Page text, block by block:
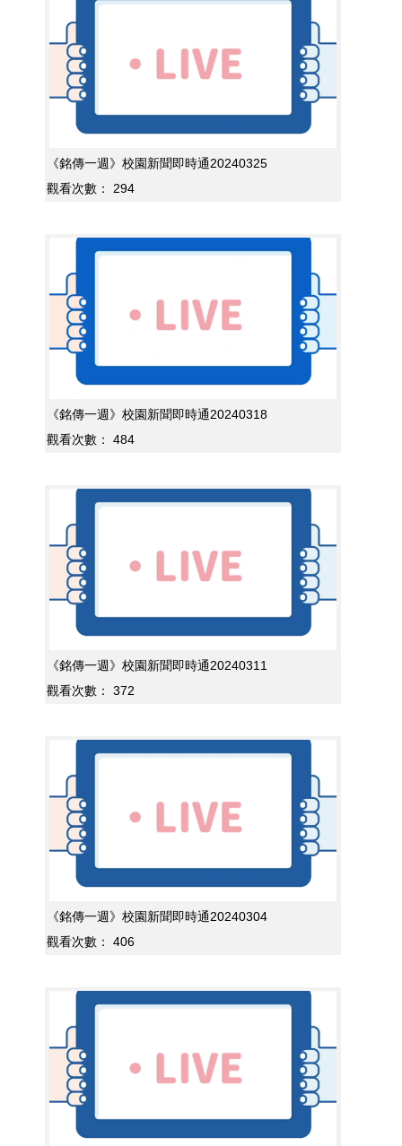
《銘傳一週》校園新聞即時通20240325
觀看次數：
294
《銘傳一週》校園新聞即時通20240318
觀看次數：
484
《銘傳一週》校園新聞即時通20240311
觀看次數：
372
《銘傳一週》校園新聞即時通20240304
觀看次數：
406